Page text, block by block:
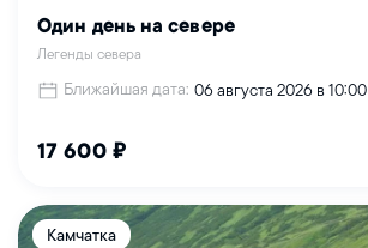
Один день на севере
Легенды севера
Ближайшая дата: 06 августа 2026 в 10:00
17 600 ₽
Камчатка